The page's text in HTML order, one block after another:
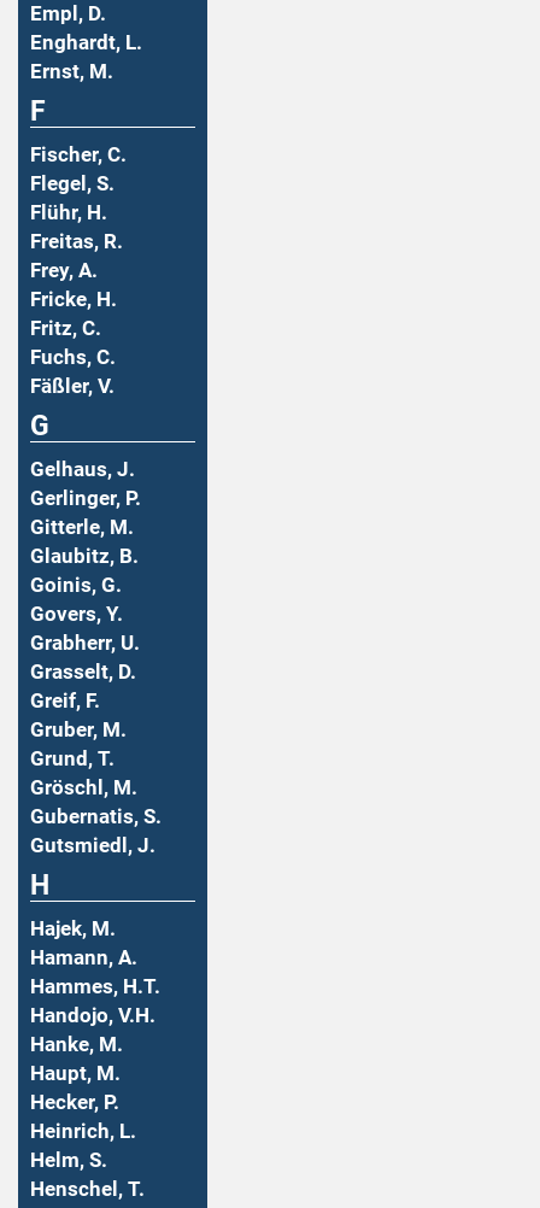
Empl, D.
Enghardt, L.
Ernst, M.
F
Fischer, C.
Flegel, S.
Flühr, H.
Freitas, R.
Frey, A.
Fricke, H.
Fritz, C.
Fuchs, C.
Fäßler, V.
G
Gelhaus, J.
Gerlinger, P.
Gitterle, M.
Glaubitz, B.
Goinis, G.
Govers, Y.
Grabherr, U.
Grasselt, D.
Greif, F.
Gruber, M.
Grund, T.
Gröschl, M.
Gubernatis, S.
Gutsmiedl, J.
H
Hajek, M.
Hamann, A.
Hammes, H.T.
Handojo, V.H.
Hanke, M.
Haupt, M.
Hecker, P.
Heinrich, L.
Helm, S.
Henschel, T.